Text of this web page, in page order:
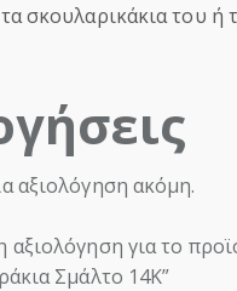
σκουλαρικάκια του ή
αξιολόγηση ακόμη.
για το
Σμάλτο 14Κ”